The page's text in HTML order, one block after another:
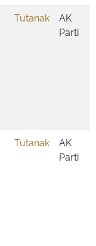
Tutanak
AK
Parti
Tutanak
AK
Parti